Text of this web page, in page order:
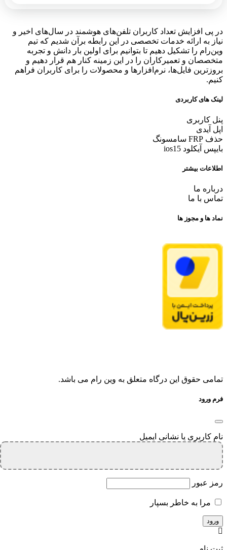
در پی افزایش تعداد کاربران تلفن‌های هوشمند در سال‌های اخیر و
نیاز به ارائه خدمات تخصصی در این رابطه برآن شدیم که تیم
وین‌رام را تشکیل دهیم تا بتوانیم برای اولین بار دانش و تجربه
متخصصان و تعمیرکاران را در این زمینه کنار هم قرار دهیم و
بروزترین فایل‌ها، نرم‌افزارها و محصولات را برای کاربران فراهم
کنیم.
لینک های کاربردی
پنل کاربری
اپل آیدی
حذف FRP سامسونگ
بایپس آیکلود ios15
اطلاعات بیشتر
درباره ما
تماس با ما
نماد ها و مجوز ها
تمامی حقوق این درگاه متعلق به وین رام می باشد.
فرم ورود
نام کاربری یا نشانی ایمیل
رمز عبور
مرا به خاطر بسپار